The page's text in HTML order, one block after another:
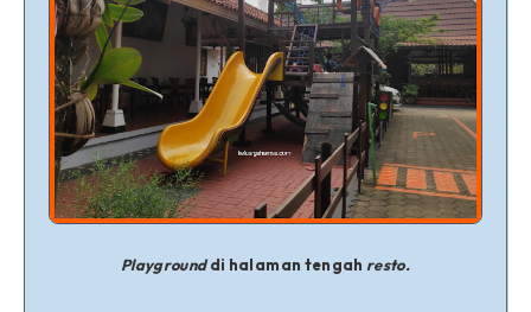
Playgrounddi halaman tengah resto.